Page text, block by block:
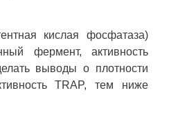
кислая фосфатаза)
фермент, активность
выводы о плотности
TRAP, тем ниже